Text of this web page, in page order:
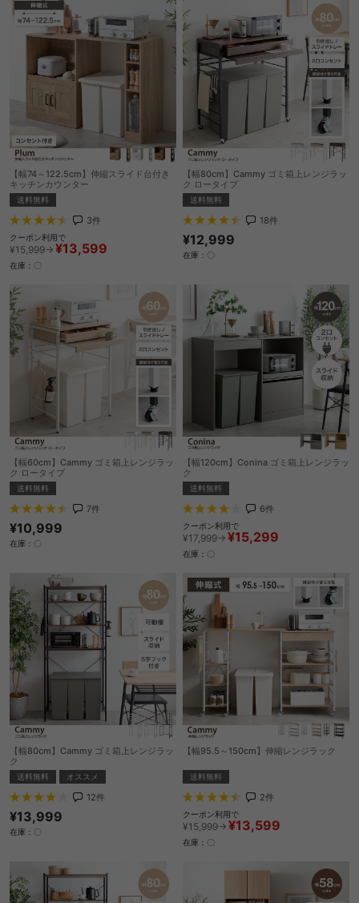
【幅74～122.5cm】伸縮スライド台付き
キッチンカウンター
送料無料
3件
クーポン利用で
¥15,999→ ¥13,599
在庫：〇
【幅80cm】Cammy ゴミ箱上レンジラッ
ク ロータイプ
送料無料
18件
¥12,999
在庫：〇
【幅60cm】Cammy ゴミ箱上レンジラッ
ク ロータイプ
送料無料
7件
¥10,999
在庫：〇
【幅120cm】Conina ゴミ箱上レンジラッ
ク
送料無料
6件
クーポン利用で
¥17,999→ ¥15,299
在庫：〇
【幅80cm】Cammy ゴミ箱上レンジラッ
ク
送料無料 オススメ
12件
¥13,999
在庫：〇
【幅95.5～150cm】伸縮レンジラック
送料無料
2件
クーポン利用で
¥15,999→ ¥13,599
在庫：〇